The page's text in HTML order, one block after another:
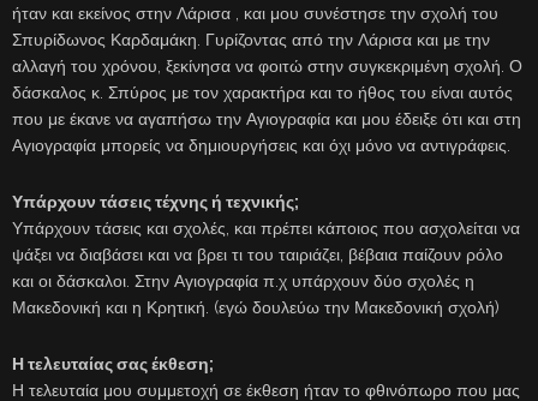
ήταν και εκείνος στην Λάρισα , και μου συνέστησε την σχολή του
Σπυρίδωνος Καρδαμάκη. Γυρίζοντας από την Λάρισα και με την
αλλαγή του χρόνου, ξεκίνησα να φοιτώ στην συγκεκριμένη σχολή. Ο
δάσκαλος κ. Σπύρος με τον χαρακτήρα και το ήθος του είναι αυτός
που με έκανε να αγαπήσω την Αγιογραφία και μου έδειξε ότι και στη
Αγιογραφία μπορείς να δημιουργήσεις και όχι μόνο να αντιγράφεις.
Υπάρχουν τάσεις τέχνης ή τεχνικής;
Υπάρχουν τάσεις και σχολές, και πρέπει κάποιος που ασχολείται να
ψάξει να διαβάσει και να βρει τι του ταιριάζει, βέβαια παίζουν ρόλο
και οι δάσκαλοι. Στην Αγιογραφία π.χ υπάρχουν δύο σχολές η
Μακεδονική και η Κρητική. (εγώ δουλεύω την Μακεδονική σχολή)
Η τελευταίας σας έκθεση;
Η τελευταία μου συμμετοχή σε έκθεση ήταν το φθινόπωρο που μας